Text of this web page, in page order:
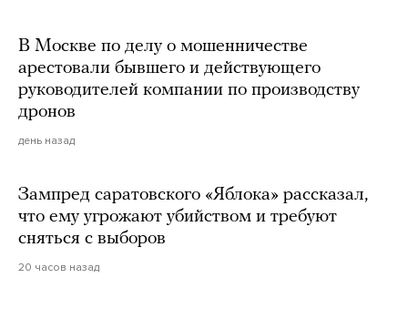
В Москве по делу о мошенничестве
арестовали бывшего и действующего
руководителей компании по производству
дронов
день назад
Зампред саратовского «Яблока» рассказал,
что ему угрожают убийством и требуют
сняться с выборов
20 часов назад